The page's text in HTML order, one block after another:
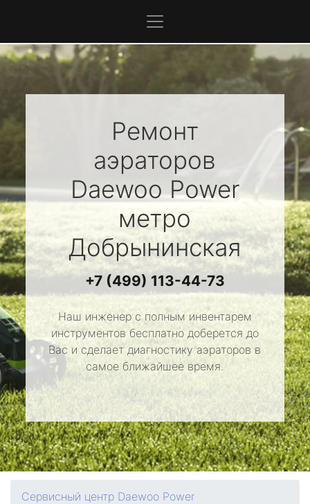
Ремонт
аэраторов
Daewoo Power
метро
Добрынинская
+7 (499) 113-44-73
Наш инженер с полным инвентарем
инструментов бесплатно доберется до
Вас и сделает диагностику аэраторов в
самое ближайшее время.
Сервисный центр Daewoo Power